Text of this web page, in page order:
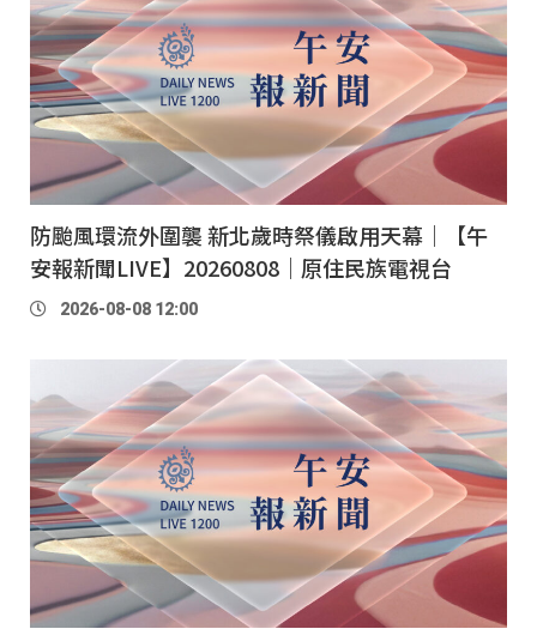
防颱風環流外圍襲 新北歲時祭儀啟用天幕｜【午
安報新聞LIVE】20260808｜原住民族電視台
2026-08-08 12:00